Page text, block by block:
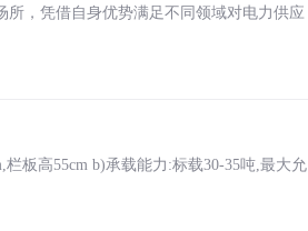
，凭借自身优势满足不同领域对电力供应
板高55cm b)承载能力:标载30-35吨,最大允